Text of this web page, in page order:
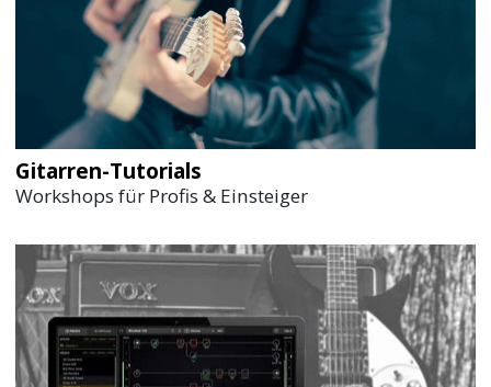
Gitarren-Tutorials
Workshops für Profis & Einsteiger